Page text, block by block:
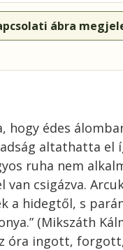
ábra
hogy édes
altathatta el
ruha nem
van csigázva.
a hidegtől, s
(Mikszáth
óra ingott,